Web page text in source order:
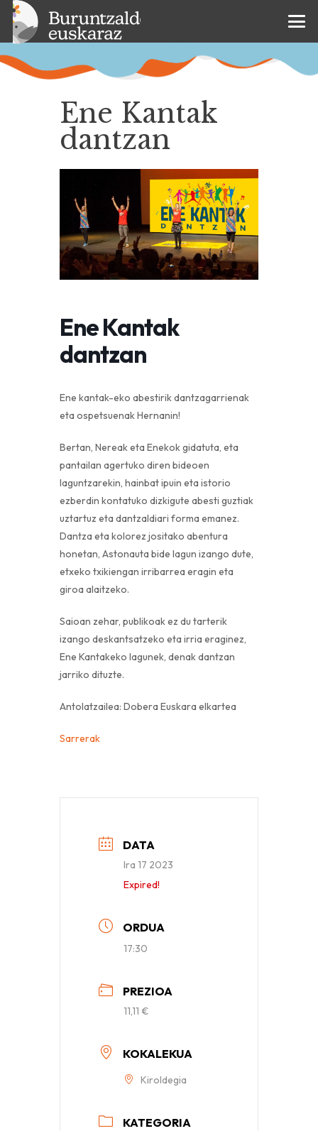
Ene Kantak
dantzan
Ene Kantak
dantzan
Ene kantak-eko abestirik dantzagarrienak
eta ospetsuenak Hernanin!
Bertan, Nereak eta Enekok gidatuta, eta
pantailan agertuko diren bideoen
laguntzarekin, hainbat ipuin eta istorio
ezberdin kontatuko dizkigute abesti guztiak
uztartuz eta dantzaldiari forma emanez.
Dantza eta kolorez jositako abentura
honetan, Astonauta bide lagun izango dute,
etxeko txikiengan irribarrea eragin eta
giroa alaitzeko.
Saioan zehar, publikoak ez du tarterik
izango deskantsatzeko eta irria eraginez,
Ene Kantakeko lagunek, denak dantzan
jarriko dituzte.
Antolatzailea: Dobera Euskara elkartea
Sarrerak
DATA
Ira 17 2023
Expired!
ORDUA
17:30
PREZIOA
11,11 €
KOKALEKUA
Kiroldegia
KATEGORIA